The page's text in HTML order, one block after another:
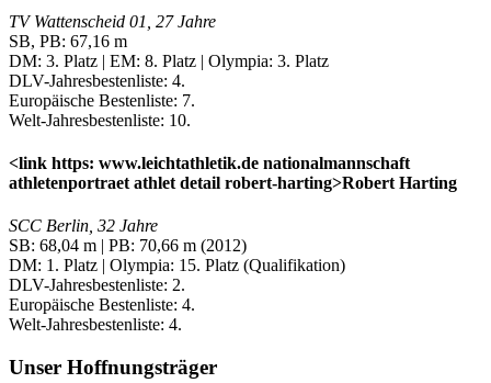
TV Wattenscheid 01, 27 Jahre
SB, PB: 67,16 m
DM: 3. Platz | EM: 8. Platz | Olympia: 3. Platz
DLV-Jahresbestenliste: 4.
Europäische Bestenliste: 7.
Welt-Jahresbestenliste: 10.
<link https: www.leichtathletik.de nationalmannschaft
athletenportraet athlet detail robert-harting>Robert Harting
SCC Berlin, 32 Jahre
SB: 68,04 m | PB: 70,66 m (2012)
DM: 1. Platz | Olympia: 15. Platz (Qualifikation)
DLV-Jahresbestenliste: 2.
Europäische Bestenliste: 4.
Welt-Jahresbestenliste: 4.
Unser Hoffnungsträger